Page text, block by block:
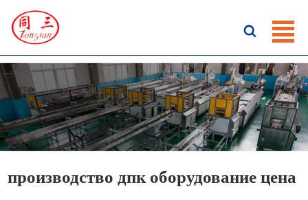

ГЛАВНАЯ
НОВОСТИ
О HАС
производство дпк оборудование цена